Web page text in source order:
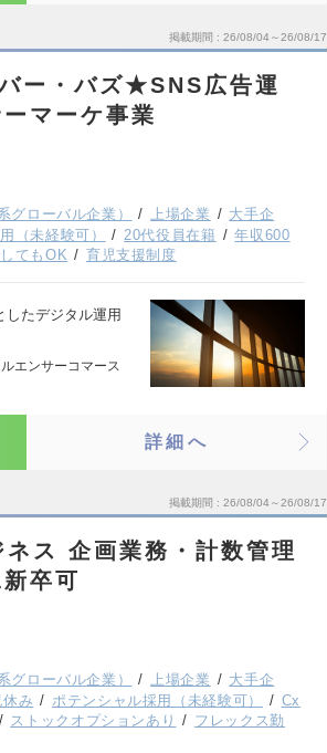
掲載期間 26/08/04～26/08/17
ー・バズ★SNS広告運
マーケ事業
グローバル企業） 上場企業
大手企
（未経験可） 20代役員在籍
年収600
てもOK 育児支援制度
たデジタル運用
エンサーコマース
詳細へ
掲載期間 26/08/04～26/08/17
ス 企画業務・計数管理
卒可
グローバル企業） 上場企業
大手企
み ポテンシャル採用（未経験可）
Cx
ストックオプションあり
フレックス勤